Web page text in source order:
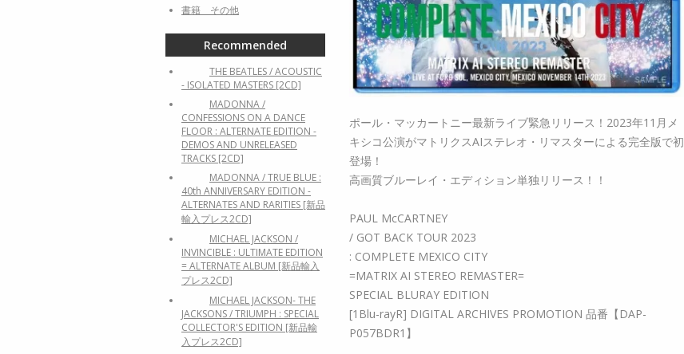
ポール・マッカートニー最新ライブ緊急リリース！2023年11月メ
キシコ公演がマトリクスAIステレオ・リマスターによる完全版で初
登場！
高画質ブルーレイ・エディション単独リリース！！
PAUL McCARTNEY
/ GOT BACK TOUR 2023
: COMPLETE MEXICO CITY
=MATRIX AI STEREO REMASTER=
SPECIAL BLURAY EDITION
[1Blu-rayR] DIGITAL ARCHIVES PROMOTION 品番【DAP-
P057BDR1】
書籍 その他
Recommended
THE BEATLES / ACOUSTIC
- ISOLATED MASTERS [2CD]
MADONNA /
CONFESSIONS ON A DANCE
FLOOR : ALTERNATE EDITION -
DEMOS AND UNRELEASED
TRACKS [2CD]
MADONNA / TRUE BLUE :
40th ANNIVERSARY EDITION -
ALTERNATES AND RARITIES [新品
輸入プレス2CD]
MICHAEL JACKSON /
INVINCIBLE : ULTIMATE EDITION
= ALTERNATE ALBUM [新品輸入
プレス2CD]
MICHAEL JACKSON- THE
JACKSONS / TRIUMPH : SPECIAL
COLLECTOR'S EDITION [新品輸
入プレス2CD]